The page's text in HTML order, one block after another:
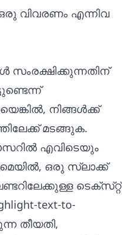
വിവരണം എന്നിവ
നിങ്ങൾക്ക്
മടങ്ങുക.
എവിടെയും
ഒരു സ്‌ലാക്ക്
ടെക്‌സ്‌റ്റ്
text-to-
തീയതി,